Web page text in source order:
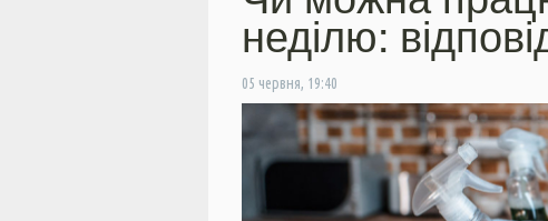
неділю:
05 червня, 19:40